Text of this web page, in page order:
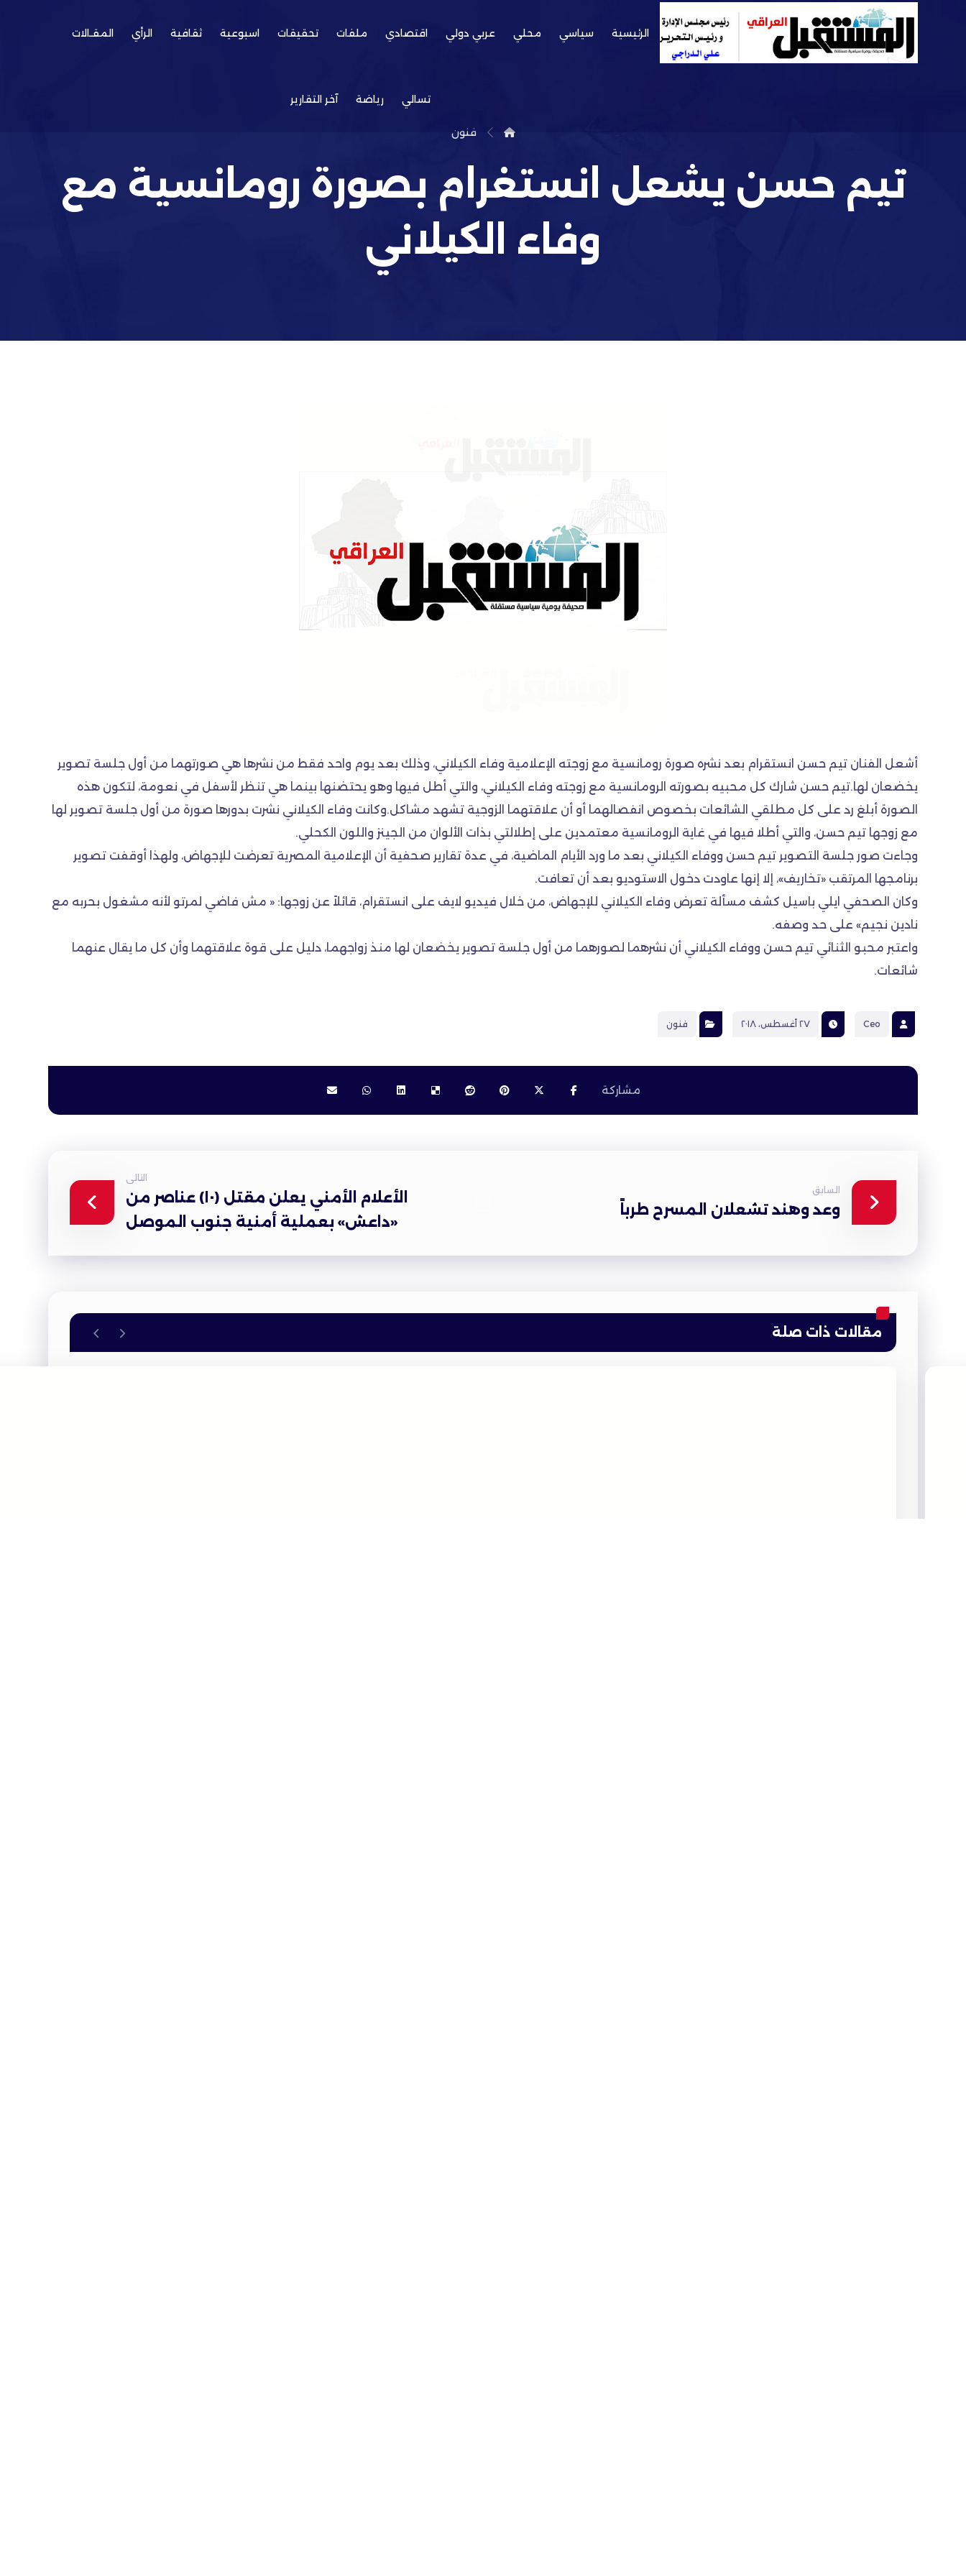
الرئيسية سياسي محلي عربي دولي اقتصادي ملفات تحقيقات اسبوعية ثقافية الرأي المقـالات
تسالي رياضة آخر التقارير
فنون
تيم حسن يشعل انستغرام بصورة رومانسية مع
وفاء الكيلاني
أشعل الفنان تيم حسن انستقرام بعد نشره صورة رومانسية مع زوجته الإعلامية وفاء الكيلاني، وذلك بعد يوم واحد فقط من نشرها هي صورتهما من أول جلسة تصوير
يخضعان لها.تيم حسن شارك كل محبيه بصورته الرومانسية مع زوجته وفاء الكيلاني، والتي أطل فيها وهو يحتضنها بينما هي تنظر لأسفل في نعومة، لتكون هذه
الصورة أبلغ رد على كل مطلقي الشائعات بخصوص انفصالهما أو أن علاقتهما الزوجية تشهد مشاكل.وكانت وفاء الكيلاني نشرت بدورها صورة من أول جلسة تصوير لها
مع زوجها تيم حسن، والتي أطلا فيها في غاية الرومانسية معتمدين على إطلالتي بذات الألوان من الجينز واللون الكحلي.
وجاءت صور جلسة التصوير تيم حسن ووفاء الكيلاني بعد ما ورد الأيام الماضية، في عدة تقارير صحفية أن الإعلامية المصرية تعرضت للإجهاض، ولهذا أوقفت تصوير
برنامجها المرتقب «تخاريف»، إلا إنها عاودت دخول الاستوديو بعد أن تعافت.
وكان الصحفي ايلي باسيل كشف مسألة تعرض وفاء الكيلاني للإجهاض، من خلال فيديو لايف على انستقرام، قائلاً عن زوجها: « مش فاضي لمرتو لأنه مشغول بحربه مع
نادين نجيم» على حد وصفه.
واعتبر محبو الثنائي تيم حسن ووفاء الكيلاني أن نشرهما لصورهما من أول جلسة تصوير يخضعان لها منذ زواجهما، دليل على قوة علاقتهما وأن كل ما يقال عنهما
شائعات.
Ceo ٢٧ أغسطس، ٢٠١٨ فنون
السابق
وعد وهند تشعلان المسرح طرباً
التالى
الأعلام الأمني يعلن مقتل (١٠) عناصر من
«داعش» بعملية أمنية جنوب الموصل
مقالات ذات صلة